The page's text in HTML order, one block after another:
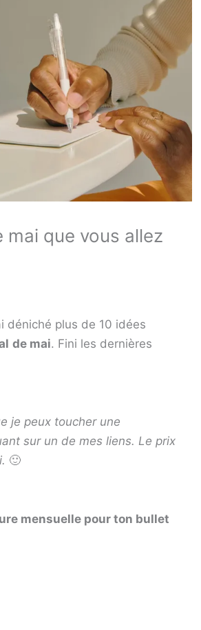
que vous allez
déniché plus de 10 idées
de mai. Fini les dernières
je peux toucher une
sur un de mes liens. Le prix
🙂
mensuelle pour ton bullet